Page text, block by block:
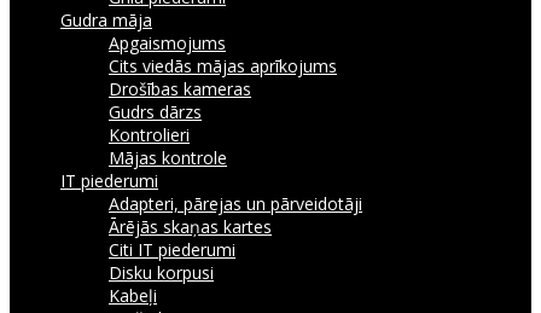
Gudra māja
Apgaismojums
Cits viedās mājas aprīkojums
Drošības kameras
Gudrs dārzs
Kontrolieri
Mājas kontrole
IT piederumi
Adapteri, pārejas un pārveidotāji
Ārējās skaņas kartes
Citi IT piederumi
Disku korpusi
Kabeļi